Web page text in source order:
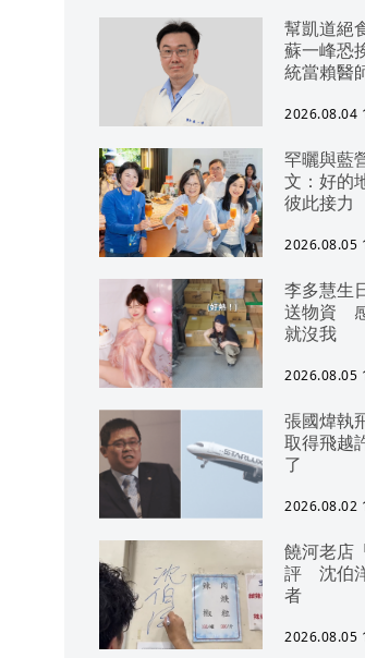
幫凱道絕
蘇一峰恐
統當賴醫
2026.08.04
罕曬與藍
文：好的
彼此接力
2026.08.05
李多慧生
送物資
就沒我
2026.08.05
張國煒執
取得飛越
了
2026.08.02
饒河老店
評 沈伯
者
2026.08.05